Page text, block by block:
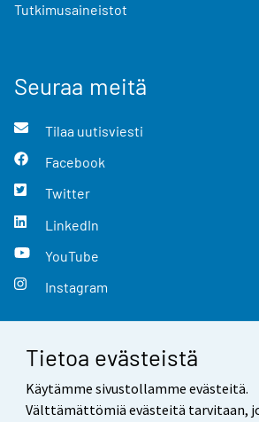
Tietoa evästeistä
Käytämme sivustollamme evästeitä.
Välttämättömiä evästeitä tarvitaan,
Tutkimusaineistot
Seuraa meitä
Tilaa uutisviesti
Facebook
Twitter
LinkedIn
YouTube
Instagram
Yhteystiedot
Palaute